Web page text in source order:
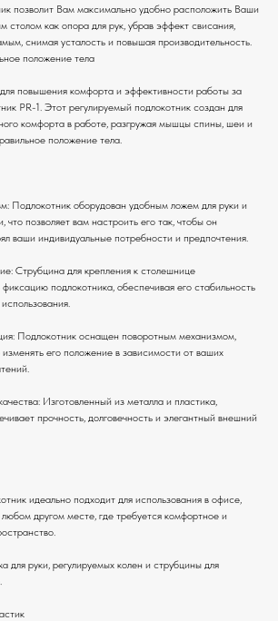
позволит Вам максимально удобно расположить Ваши
столом как опора для рук, убрав эффект свисания,
снимая усталость и повышая производительность.
положение тела
повышения комфорта и эффективности работы за
PR-1. Этот регулируемый подлокотник создан для
комфорта в работе, разгружая мышцы спины, шеи и
положение тела.
Подлокотник оборудован удобным ложем для руки и
что позволяет вам настроить его так, чтобы он
ваши индивидуальные потребности и предпочтения.
Струбцина для крепления к столешнице
подлокотника, обеспечивая его стабильность
Подлокотник оснащен поворотным механизмом,
изменять его положение в зависимости от ваших
Изготовленный из металла и пластика,
прочность, долговечность и элегантный внешний
идеально подходит для использования в офисе,
другом месте, где требуется комфортное и
для руки, регулируемых колен и струбцины для